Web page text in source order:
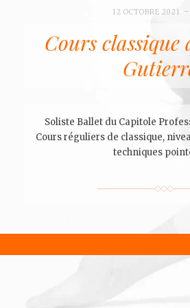
12 OCTOBRE 2021
Cours
Soliste Ballet du Capitole
Cours réguliers de classique,
techniques